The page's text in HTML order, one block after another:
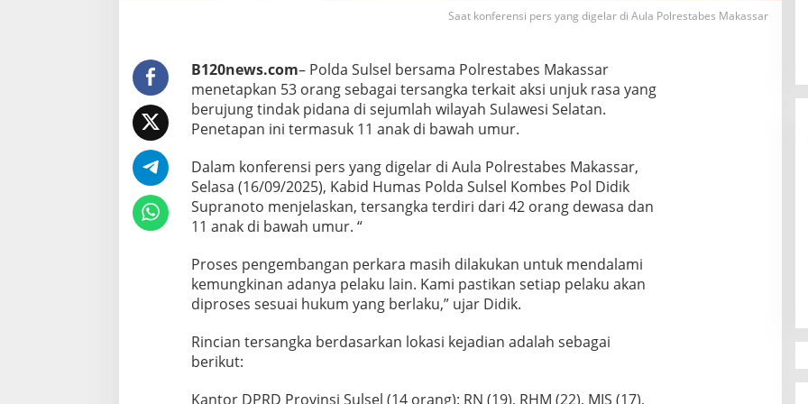
h
a
n
T
e
s
a
n
g
k
R
i
c
u
D
o
Saat konferensi pers yang digelar di Aula Polrestabes Makassar
B120news.com– Polda Sulsel bersama Polrestabes Makassar
menetapkan 53 orang sebagai tersangka terkait aksi unjuk rasa yang
berujung tindak pidana di sejumlah wilayah Sulawesi Selatan.
Penetapan ini termasuk 11 anak di bawah umur.
Dalam konferensi pers yang digelar di Aula Polrestabes Makassar,
Selasa (16/09/2025), Kabid Humas Polda Sulsel Kombes Pol Didik
Supranoto menjelaskan, tersangka terdiri dari 42 orang dewasa dan
11 anak di bawah umur. “
Proses pengembangan perkara masih dilakukan untuk mendalami
kemungkinan adanya pelaku lain. Kami pastikan setiap pelaku akan
diproses sesuai hukum yang berlaku,” ujar Didik.
Rincian tersangka berdasarkan lokasi kejadian adalah sebagai
berikut:
Kantor DPRD Provinsi Sulsel (14 orang): RN (19), RHM (22), MIS (17),
Kecurangan, Respons Appi Picu
Amarah Massa
Di Politik 9 Desember 2025